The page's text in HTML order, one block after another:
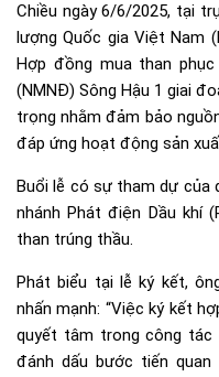
Chiều ngày 6/6/2025, tại
lượng Quốc gia Việt Nam
Hợp đồng mua than
(NMNĐ) Sông Hậu 1 giai
trọng nhằm đảm bảo
đáp ứng hoạt động sản
Buổi lễ có sự tham dự của
nhánh Phát điện Dầu khí
than trúng thầu.
Phát biểu tại lễ ký kết,
nhấn mạnh: “Việc ký kết
quyết tâm trong công tác
đánh dấu bước tiến